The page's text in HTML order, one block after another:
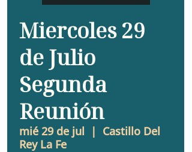
Miercoles 29
de Julio
Segunda
Reunión
mié 29 de jul
  |
Castillo Del
Rey La Fe